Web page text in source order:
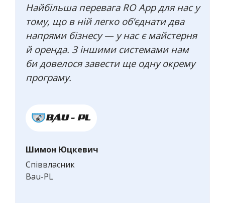
Найбільша перевага RO App для нас у
тому, що в ній легко об’єднати два
напрями бізнесу — у нас є майстерня
й оренда. З іншими системами нам
би довелося завести ще одну окрему
програму.
Шимон Юцкевич
Співвласник
Bau-PL